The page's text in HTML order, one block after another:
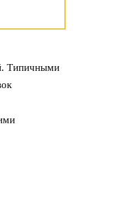
Типичными